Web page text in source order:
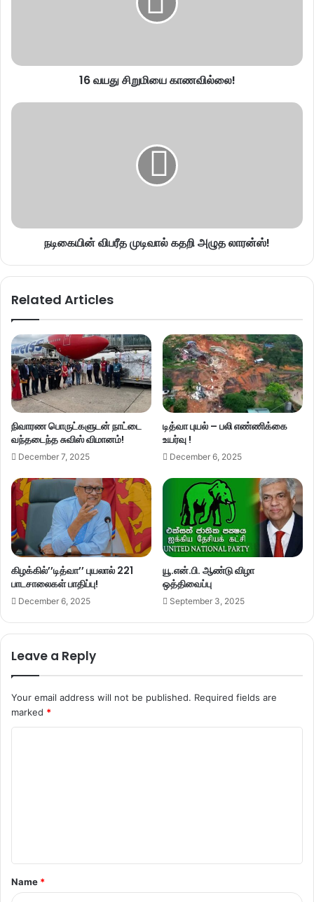
16 வயது சிறுமியை காணவில்லை!
நடிகையின் விபரீத முடிவால் கதறி அழுத லாரன்ஸ்!
Related Articles
நிவாரண பொருட்களுடன் நாட்டை
வந்தடைந்த சுவிஸ் விமானம்!
December 7, 2025
டித்வா புயல் – பலி எண்ணிக்கை
உயர்வு !
December 6, 2025
கிழக்கில்’’டித்வா’’ புயலால் 221
பாடசாலைகள் பாதிப்பு!
December 6, 2025
யூ.என்.பி. ஆண்டு விழா
ஒத்திவைப்பு
September 3, 2025
Leave a Reply
Your email address will not be published. Required fields are
marked *
t
*
Name *